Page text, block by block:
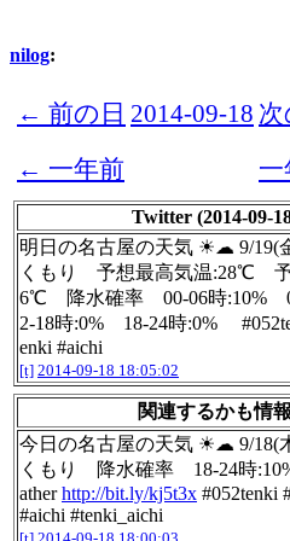
nilog:
← 前の日 2014-09-18
← 一年前
Twitter (2014-09-
明日の名古屋の天気 ☀☁ 9/19(
くもり 予想最高気温:28℃ 予
6℃ 降水確率 00-06時:10%
2-18時:0% 18-24時:0%
enki #aichi
[t] 2014-09-18 18:05:02
関連するかも情報
今日の名古屋の天気 ☀☁ 9/18(
くもり 降水確率 18-24時
atherhttp://bit.ly/kj5t3x #052tenki
#aichi #tenki_aichi